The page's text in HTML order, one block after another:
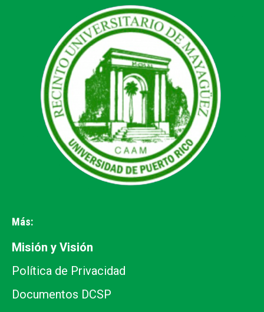
window
new
window
new
window
opens
in
new
window
opens
in
new
window
Más:
Misión y Visión
Política de Privacidad
Documentos DCSP